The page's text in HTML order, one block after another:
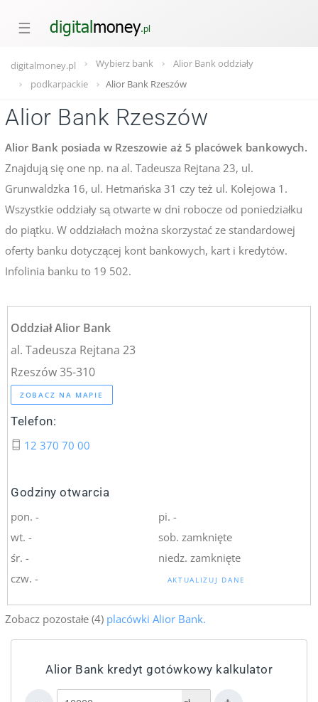
☰
digitalmoney.pl Wybierz bank
Alior Bank oddziały
podkarpackie
Alior Bank Rzeszów
Alior Bank Rzeszów
Alior Bank posiada w Rzeszowie aż 5 placówek bankowych.
Znajdują się one np. na al. Tadeusza Rejtana 23, ul.
Grunwaldzka 16, ul. Hetmańska 31 czy też ul. Kolejowa 1.
Wszystkie oddziały są otwarte w dni robocze od poniedziałku
do piątku. W oddziałach można skorzystać ze standardowej
oferty banku dotyczącej kont bankowych, kart i kredytów.
Infolinia banku to 19 502.
Oddział Alior Bank
al. Tadeusza Rejtana 23
Rzeszów 35-310
ZOBACZ NA MAPIE
Telefon:
12 370 70 00
Godziny otwarcia
pon. -
wt. -
śr. -
czw. -
pi. -
sob. zamknięte
niedz. zamknięte
AKTUALIZUJ DANE
Zobacz pozostałe (4) placówki Alior Bank.
Alior Bank kredyt gotówkowy kalkulator